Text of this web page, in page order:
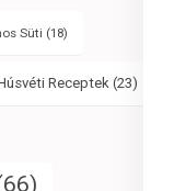
Süti (18)
Receptek (23)